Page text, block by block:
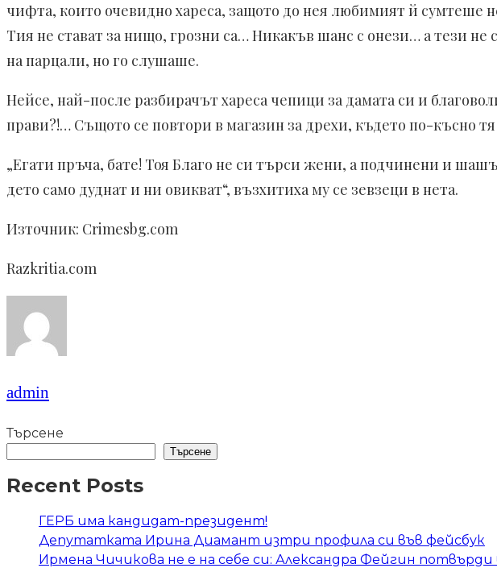
чифта, които очевидно хареса, защото до нея любимият й сумтеше
Тия не стават за нищо, грозни са… Никакъв шанс с онези… а тези
на парцали, но го слушаше.
Нейсе, най-после разбирачът хареса чепици за дамата си и
прави?!… Същото се повтори в магазин за дрехи, където по-късно
„Егати пръча, бате! Тоя Благо не си търси жени, а подчинени и
дето само дуднат и ни овикват“, възхитиха му се зевзеци в нета.
Източник: Crimesbg.com
Razkritia.com
admin
Търсене
Търсене
Recent Posts
ГЕРБ има кандидат-президент!
Депутатката Ирина Диамант изтри профила си във фейсбук
Ирмена Чичикова не е на себе си: Александра Фейгин